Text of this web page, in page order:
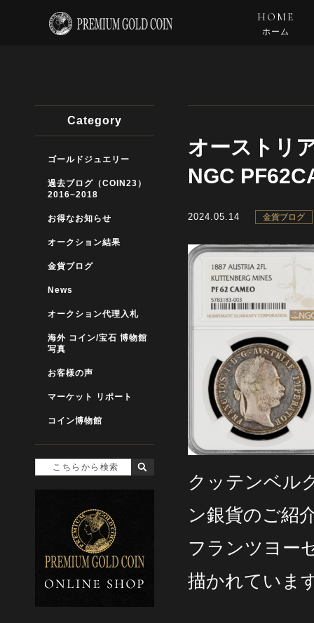
HOME
ホーム
オーストリ
NGC
2024.05.14 金貨ブログ
クッテンベル
ン銀貨のご紹
フランツヨー
描かれていま
Category
ゴールドジュエリー
過去ブログ（COIN23）
2016~2018
お得なお知らせ
オークション結果
金貨ブログ
News
オークション代理入札
海外 コイン/宝石 博物館
写真
お客様の声
マーケット リポート
コイン博物館